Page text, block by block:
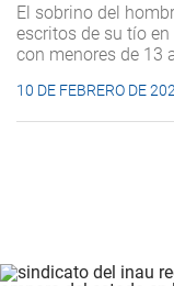
El sobrino del
escritos de su tío
con menores de 13
10 DE FEBRERO DE